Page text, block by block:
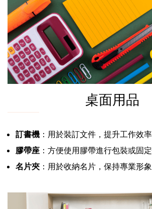
桌面用品
訂書機 ：用於裝訂文件，提升工作效率
膠帶座 ：方便使用膠帶進行包裝或固定
名片夾 ：用於收納名片，保持專業形象